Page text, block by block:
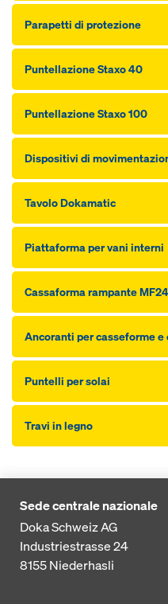
Parapetti di protezione
Puntellazione Staxo 40
Puntellazione Staxo 100
Dispositivi di
Tavolo Dokamatic
Piattaforma per vani interni
Cassaforma rampante
Ancoranti per casseforme
Puntelli per solai
Travi in legno
Sede centrale nazionale
Doka Schweiz AG
Industriestrasse 24
8155Niederhasli